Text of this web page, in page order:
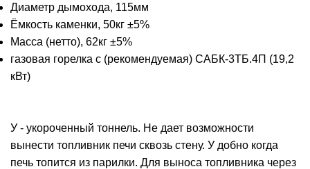
Диаметр дымохода, 115мм
Ёмкость каменки, 50кг ±5%
Масса (нетто), 62кг ±5%
газовая горелка с (рекомендуемая) САБК-3ТБ.4П (19,2
кВт)
У - укороченный тоннель. Не дает возможности
вынести топливник печи сквозь стену. У добно когда
печь топится из парилки. Для выноса топливника через